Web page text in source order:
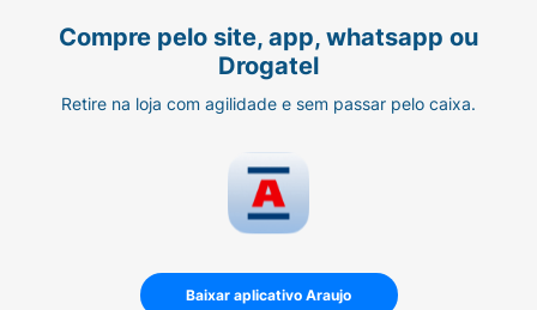
também nos formatos 200 ml e 250 ml. Por
ano, são vendidas muitas toneladas de
Rexona aerosol, então essa escolha nos ajuda
melhor para o planeta. Por que Rexona não te
Compre pelo site, app, whatsapp ou
Drogatel
Retire na loja com agilidade e sem passar pelo caixa.
Baixar aplicativo Araujo